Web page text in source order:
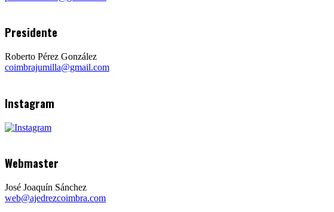
Presidente
Roberto Pérez González
coimbrajumilla@gmail.com
Instagram
Webmaster
José Joaquín Sánchez
web@ajedrezcoimbra.com